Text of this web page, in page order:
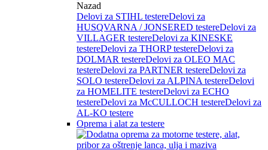
Nazad
Delovi za STIHL testereDelovi za
HUSQVARNA / JONSERED testereDelovi za
VILLAGER testereDelovi za KINESKE
testereDelovi za THORP testereDelovi za
DOLMAR testereDelovi za OLEO MAC
testereDelovi za PARTNER testereDelovi za
SOLO testereDelovi za ALPINA testereDelovi
za HOMELITE testereDelovi za ECHO
testereDelovi za McCULLOCH testereDelovi za
AL-KO testere
Oprema i alat za testere